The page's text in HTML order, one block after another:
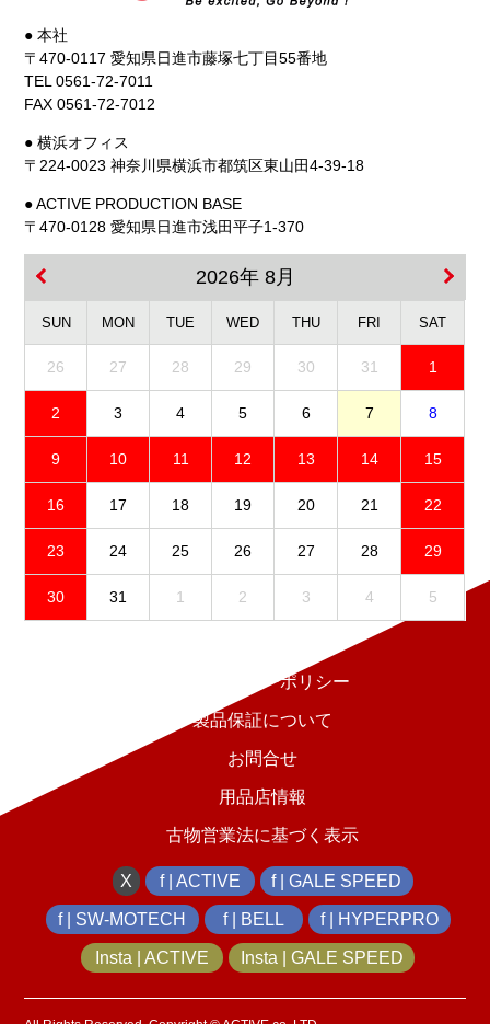
● 本社
〒470-0117 愛知県日進市藤塚七丁目55番地
TEL 0561-72-7011
FAX 0561-72-7012
● 横浜オフィス
〒224-0023 神奈川県横浜市都筑区東山田4-39-18
● ACTIVE PRODUCTION BASE
〒470-0128 愛知県日進市浅田平子1-370
2026年 8月
SUN MON TUE WED THU FRI SAT
26 27 28 29 30 31 1
2 3 4 5 6 7 8
9 10 11 12 13 14 15
16 17 18 19 20 21 22
23 24 25 26 27 28 29
30 31 1 2 3 4 5
プライバシーポリシー
製品保証について
お問合せ
用品店情報
古物営業法に基づく表示
X f | ACTIVE f | GALE SPEED
f | SW-MOTECH f | BELL f | HYPERPRO
Insta | ACTIVE Insta | GALE SPEED